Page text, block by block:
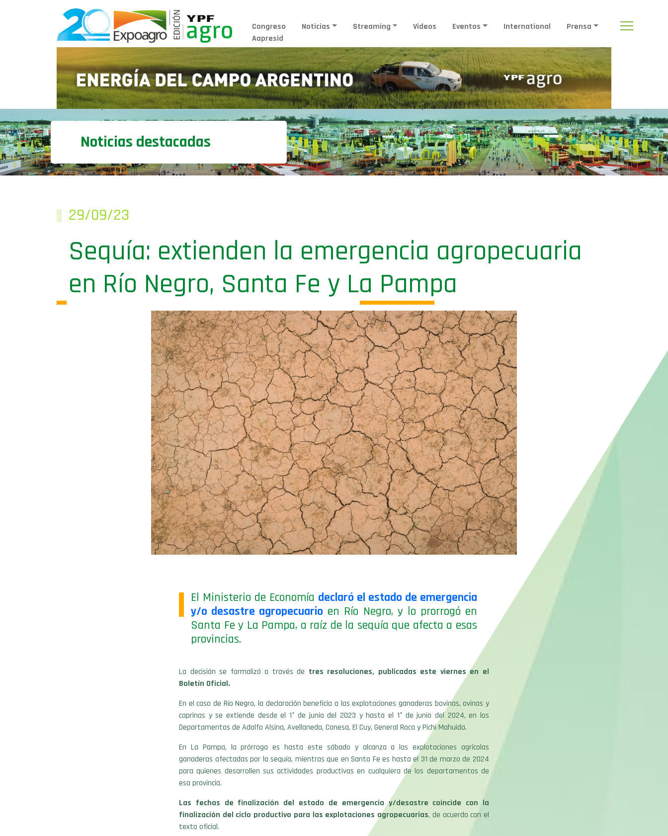
Congreso
Aapresid
Noticias Streaming Videos Eventos International Prensa
Noticias destacadas
29/09/23
Sequía: extienden la emergencia agropecuaria
en Río Negro, Santa Fe y La Pampa
El Ministerio de Economía declaró el estado de emergencia
y/o desastre agropecuario en Río Negro, y lo prorrogó en
Santa Fe y La Pampa, a raíz de la sequía que afecta a esas
provincias.
La decisión se formalizó a través de tres resoluciones, publicadas este viernes en el
Boletín Oficial.
En el caso de Río Negro, la declaración beneficia a las explotaciones ganaderas bovinas, ovinas y
caprinas y se extiende desde el 1° de junio del 2023 y hasta el 1° de junio del 2024, en los
Departamentos de Adolfo Alsina, Avellaneda, Conesa, El Cuy, General Roca y Pichi Mahuida.
En La Pampa, la prórroga es hasta este sábado y alcanza a las explotaciones agrícolas
ganaderas afectadas por la sequía, mientras que en Santa Fe es hasta el 31 de marzo de 2024
para quienes desarrollen sus actividades productivas en cualquiera de los departamentos de
esa provincia.
Las fechas de finalización del estado de emergencia y/desastre coincide con la
finalización del ciclo productivo para las explotaciones agropecuarias, de acuerdo con el
texto oficial.